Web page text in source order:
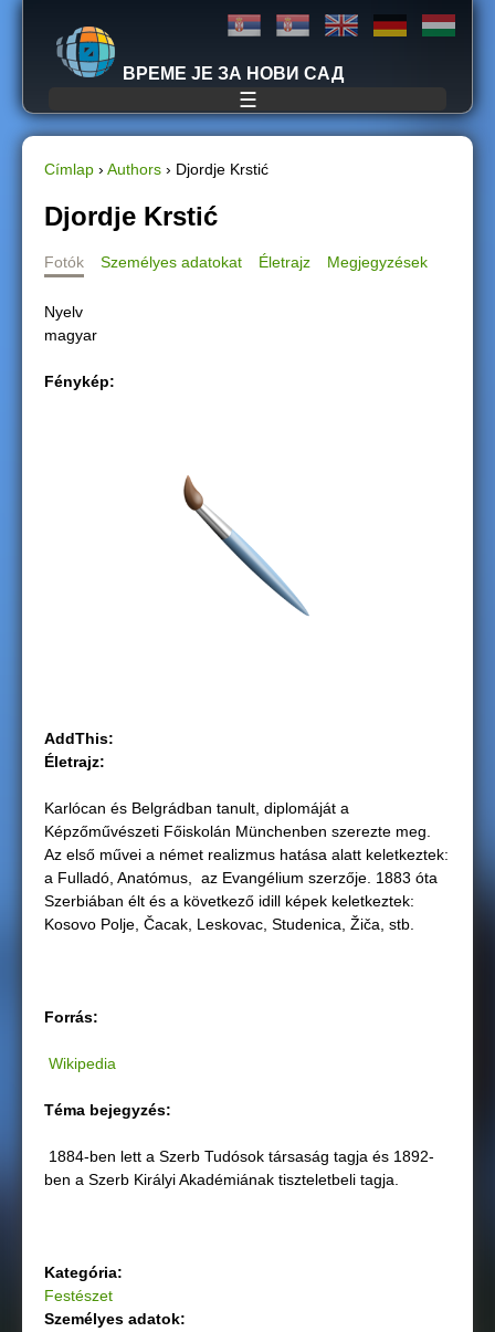
Jump to navigation
ВРЕМЕ ЈЕ ЗА НОВИ САД
☰
J
e
e
n
y
Címlap › Authors › Djordje Krstić
Djordje Krstić
Fotók Személyes adatokat Életrajz Megjegyzések
Nyelv
magyar
Fénykép:
AddThis:
Életrajz:
Karlócan és Belgrádban tanult, diplomáját a
Képzőművészeti Főiskolán Münchenben szerezte meg.
Az első művei a német realizmus hatása alatt keletkeztek:
a Fulladó, Anatómus, az Evangélium szerzője. 1883 óta
Szerbiában élt és a következő idill képek keletkeztek:
Kosovo Polje, Čacak, Leskovac, Studenica, Žiča, stb.
Forrás:
Wikipedia
Téma bejegyzés:
1884-ben lett a Szerb Tudósok társaság tagja és 1892-
ben a Szerb Királyi Akadémiának tiszteletbeli tagja.
Kategória:
Festészet
Személyes adatok: